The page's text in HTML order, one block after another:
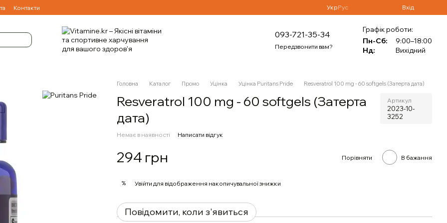
Контакти УкрРус Вхід
093-721-35-34
Передзвонити вам?
Графік роботи:
Пн-Сб:
9:00–18:00
Нд:
Вихідний
Головна Каталог Промо Уцінка Уцінка Puritans Pride Resveratrol 100 mg - 60 softgels (Затерта дата)
Resveratrol 100 mg - 60 softgels (Затерта
дата)
Артикул
2023-10-
3252
Немає в наявності Написати відгук
294 грн Порівняти В бажання
% Увійти для відображення накопичувальної знижки
Повідомити, коли з'явиться